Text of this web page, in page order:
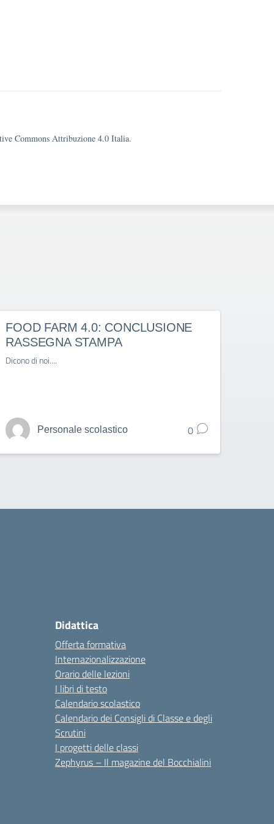
Commons Attribuzione 4.0 Italia.
FOOD FARM 4.0: CONCLUSIONE
RASSEGNA STAMPA
Dicono di noi....
Personale scolastico 0
Didattica
Offerta formativa
Internazionalizzazione
Orario delle lezioni
I libri di testo
Calendario scolastico
Calendario dei Consigli di Classe e degli
Scrutini
I progetti delle classi
Zephyrus – Il magazine del Bocchialini